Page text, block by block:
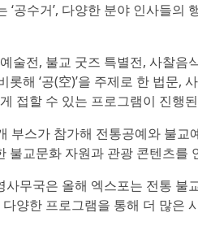
‘공수거’, 다양한 분야 인사들
술전, 불교 굿즈 특별전, 사찰
롯해 ‘공(空)’을 주제로 한 법문
접할 수 있는 프로그램이 진행
부스가 참가해 전통공예와 불
불교문화 자원과 관광 콘텐츠
무국은 올해 엑스포는 전통
양한 프로그램을 통해 더 많은